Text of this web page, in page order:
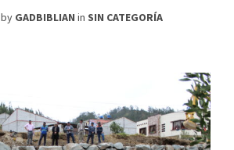
by GADBIBLIAN in SIN CATEGORÍA